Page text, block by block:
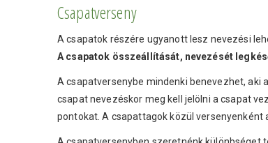
Csapatverseny
A csapatok részére ugyanott lesz nevezési
A csapatok összeállítását, nevezését
A csapatversenybe mindenki benevezhet, aki
csapat nevezéskor meg kell jelölni a csapat
pontokat. A csapattagok közül